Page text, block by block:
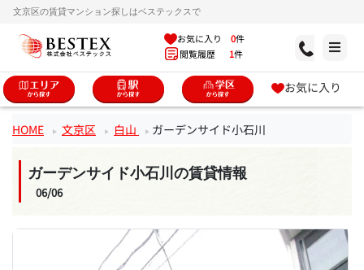
文京区の賃貸マンション探しはベステックスで
お気に入り 0件
閲覧履歴 1件
お気に入り
HOME 文京区 白山 ガーデンサイド小石川
ガーデンサイド小石川の賃貸情報
06/06